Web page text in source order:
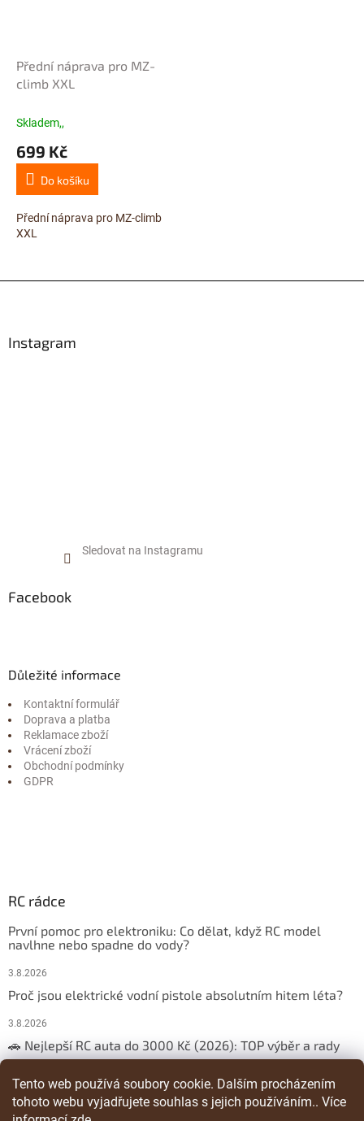
Tento web používá soubory cookie. Dalším procházením
tohoto webu vyjadřujete souhlas s jejich používáním.. Více
Přední náprava pro MZ-
climb XXL
Skladem,,
699 Kč
Do košíku
Přední náprava pro MZ-climb
XXL
Instagram
Sledovat na Instagramu
Facebook
Důležité informace
Kontaktní formulář
Doprava a platba
Reklamace zboží
Vrácení zboží
Obchodní podmínky
GDPR
RC rádce
První pomoc pro elektroniku: Co dělat, když RC model
navlhne nebo spadne do vody?
3.8.2026
Proč jsou elektrické vodní pistole absolutním hitem léta?
3.8.2026
🚗 Nejlepší RC auta do 3000 Kč (2026): TOP výběr a rady
ARCHIV